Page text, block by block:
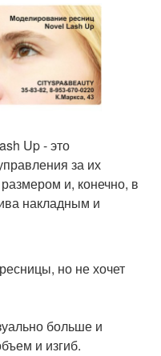
Up - это
за их
и, конечно, в
накладным и
но не хочет
больше и
и изгиб.